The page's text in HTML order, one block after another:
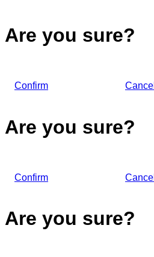
Are you sure?
Confirm Cancel
Are you sure?
Confirm Cancel
Are you sure?